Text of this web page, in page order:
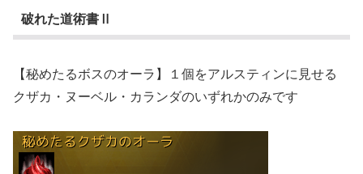
破れた道術書Ⅱ
【秘めたるボスのオーラ】１個をアルスティンに見せる
クザカ・ヌーベル・カランダのいずれかのみです